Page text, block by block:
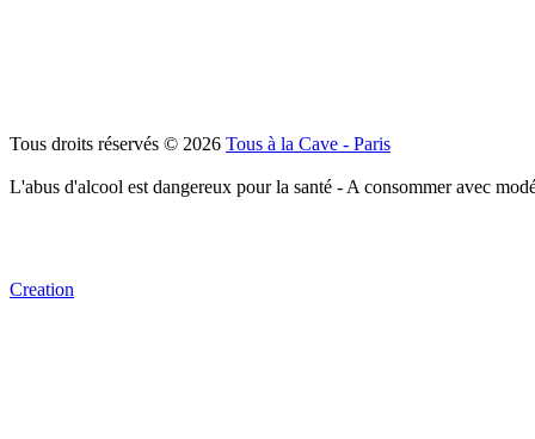
Tous droits réservés © 2026 Tous à la Cave - Paris
L'abus d'alcool est dangereux pour la santé - A consommer avec
Creation